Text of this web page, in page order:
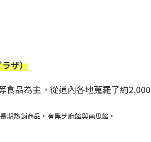
ザ）
食品為主，從道內各地蒐羅了約
期熱銷商品。有黑芝麻餡與南瓜餡。